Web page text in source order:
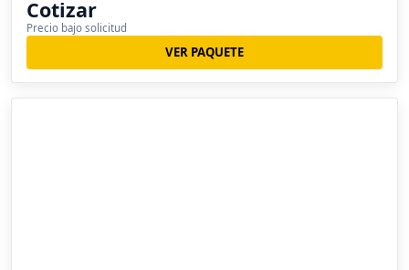
Cotizar
Precio bajo solicitud
VER PAQUETE